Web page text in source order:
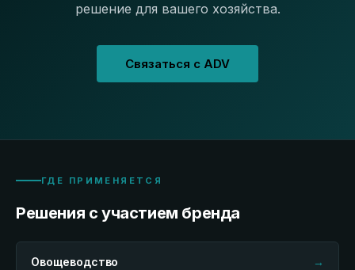
решение для вашего хозяйства.
Связаться с ADV
ГДЕ ПРИМЕНЯЕТСЯ
Решения с участием бренда
Овощеводство →